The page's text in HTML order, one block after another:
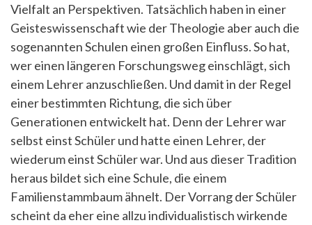
Vielfalt an Perspektiven. Tatsächlich haben in einer
Geisteswissenschaft wie der Theologie aber auch die
sogenannten Schulen einen großen Einfluss. So hat,
wer einen längeren Forschungsweg einschlägt, sich
einem Lehrer anzuschließen. Und damit in der Regel
einer bestimmten Richtung, die sich über
Generationen entwickelt hat. Denn der Lehrer war
selbst einst Schüler und hatte einen Lehrer, der
wiederum einst Schüler war. Und aus dieser Tradition
heraus bildet sich eine Schule, die einem
Familienstammbaum ähnelt. Der Vorrang der Schüler
scheint da eher eine allzu individualistisch wirkende